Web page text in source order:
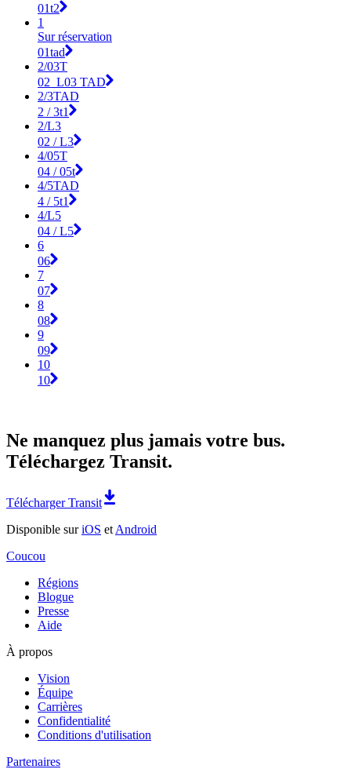
01t2
1
Sur réservation
01tad
2/03T
02_L03 TAD
2/3TAD
2 / 3t1
2/L3
02 / L3
4/05T
04 / 05t
4/5TAD
4 / 5t1
4/L5
04 / L5
6
06
7
07
8
08
9
09
10
10
Ne manquez plus jamais votre bus.
Téléchargez Transit.
Télécharger Transit
Disponible suriOS et Android
Coucou
Régions
Blogue
Presse
Aide
À propos
Vision
Équipe
Carrières
Confidentialité
Conditions d'utilisation
Partenaires